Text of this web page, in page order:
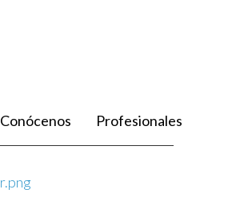
Conócenos Profesionales